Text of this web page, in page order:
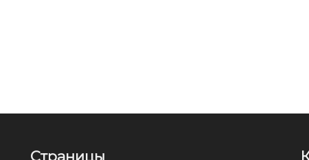
Страницы